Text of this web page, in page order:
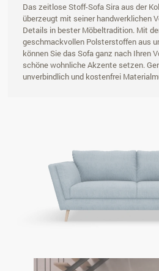
Das zeitlose Stoff-Sofa Sira aus der
überzeugt mit seiner handwerklichen
Details in bester Möbeltradition. Mit
geschmackvollen Polsterstoffen aus
können Sie das Sofa ganz nach Ihren
schöne wohnliche Akzente setzen.
unverbindlich und kostenfrei